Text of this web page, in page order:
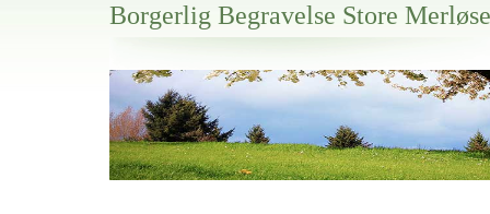
Borgerlig Begravelse Store Merløse
Her hos os får du altid en god afslutning når det gælder
Borgerlig Begravelse Store Merløse
vi hjælper i alle faser af begravelsel